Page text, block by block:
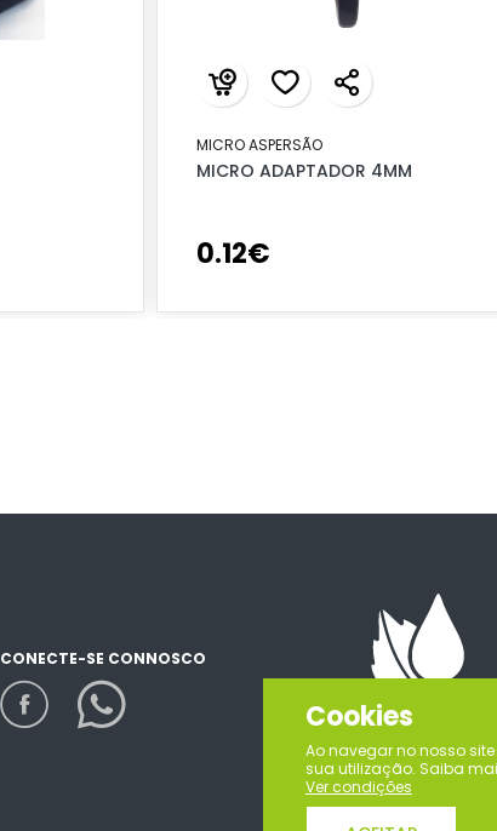
MICRO ASPERSÃO
MICRO ADAPTADOR 4MM
0.12€
CONECTE-SE CONNOSCO
Cookies
Ao navegar no nosso
sua utilização. Saiba
Ver condições